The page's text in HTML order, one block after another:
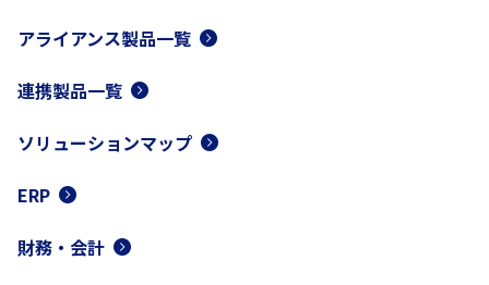
アライアンス製品一覧
連携製品一覧
ソリューションマップ
ERP
財務・会計